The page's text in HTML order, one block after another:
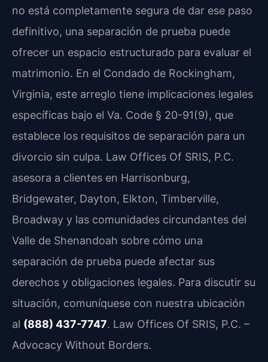
no está completamente segura de dar ese paso
definitivo, una separación de prueba puede
ofrecer un espacio estructurado para evaluar el
matrimonio. En el Condado de Rockingham,
Virginia, este arreglo tiene implicaciones legales
específicas bajo el Va. Code § 20-91(9), que
establece los requisitos de separación para un
divorcio sin culpa. Law Offices Of SRIS, P.C.
asesora a clientes en Harrisonburg,
Bridgewater, Dayton, Elkton, Timberville,
Broadway y las comunidades circundantes del
Valle de Shenandoah sobre cómo una
separación de prueba puede afectar sus
derechos y obligaciones legales. Para discutir su
situación, comuníquese con nuestra ubicación
al (888) 437-7747. Law Offices Of SRIS, P.C. –
Advocacy Without Borders.